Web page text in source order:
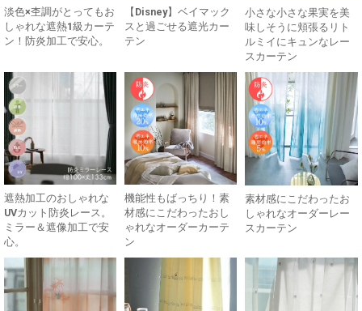
淡色×杢調がとってもお
しゃれな遮熱1級カーテ
ン！防炎加工で安心。
【Disney】ベイマック
スと過ごせる遮光カー
テン
小さな小さな果実を美
味しそうに頬張るリト
ルミイにキュンなレー
スカーテン
遮熱加工のおしゃれな
UVカット防炎レース。
ミラー＆遮像加工で安
心。
機能性もばっちり！素
材感にこだわったおし
ゃれなオーダーカーテ
ン
素材感にこだわったお
しゃれなオーダーレー
スカーテン